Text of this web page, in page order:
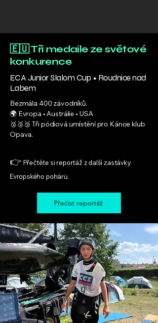
🇪🇺 Tři medaile ze světové
konkurence
ECA Junior Slalom Cup • Roudnice nad
Labem
Bezmála 400 závodníků.
🌍 Evropa • Austrálie • USA
🥈🥉🥉 Tři pódiová umístění pro Kánoe klub
Opava.
👉 Přečtěte si reportáž z další zastávky
Evropského poháru.
Přečíst reportáž